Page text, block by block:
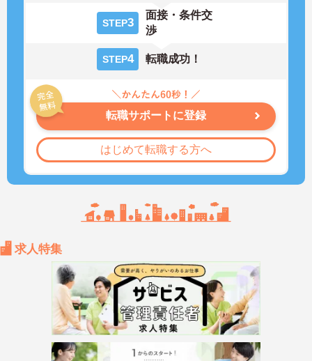
STEP3
面接・条件交
渉
STEP4 転職成功！
転職サポートに登録
はじめて転職する方へ
求人特集